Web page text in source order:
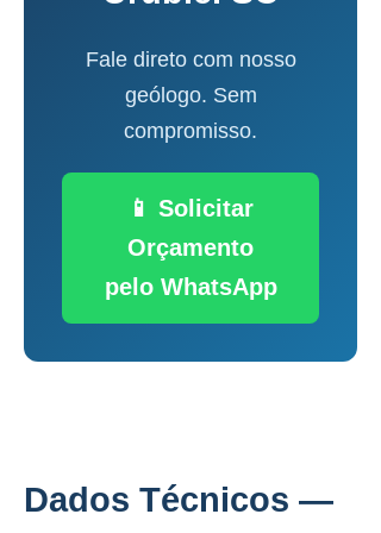
Fale direto com nosso
geólogo. Sem
compromisso.
📱 Solicitar
Orçamento
pelo WhatsApp
Dados Técnicos —